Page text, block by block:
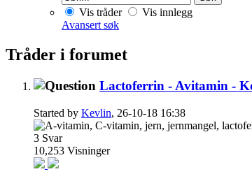
Vis tråder
Vis innlegg
Avansert søk
Tråder i forumet
Lactoferrin - Avitamin -
Started by Kevlin, 26-10-18 16:38
3 Svar
10,253 Visninger